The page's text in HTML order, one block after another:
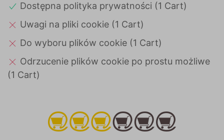
Dostępna polityka prywatności (1 Cart)
Uwagi na pliki cookie (1 Cart)
Do wyboru plików cookie (1 Cart)
Odrzucenie plików cookie po prostu możliwe
(1 Cart)